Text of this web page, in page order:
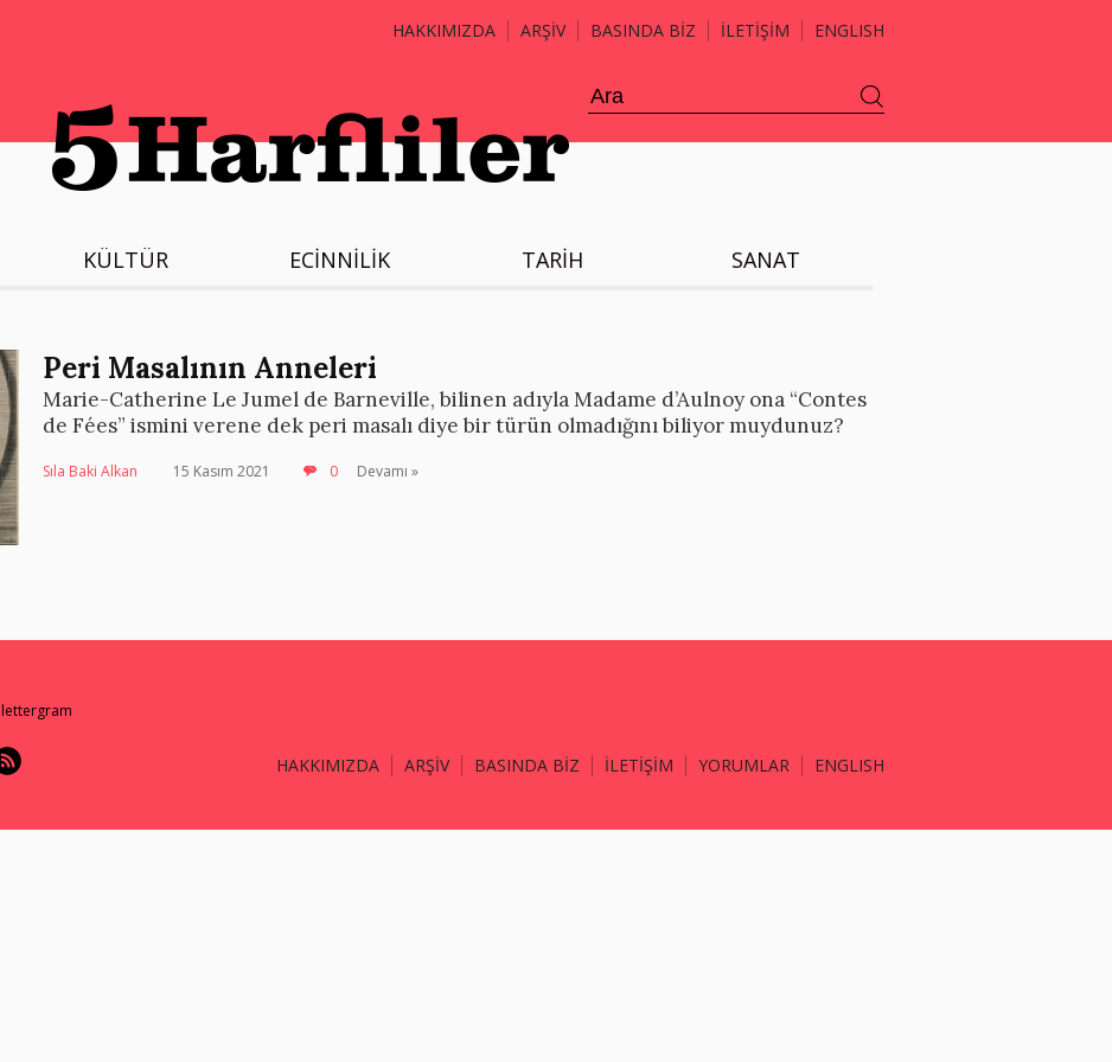
HAKKIMIZDA ARŞİV BASINDA BİZ İLETİŞİM ENGLISH
KÜLTÜR ECİNNİLİK TARİH SANAT
Peri Masalının Anneleri
Marie-Catherine Le Jumel de Barneville, bilinen adıyla Madame d’Aulnoy ona “Contes
de Fées” ismini verene dek peri masalı diye bir türün olmadığını biliyor muydunuz?
Sıla Baki Alkan 15 Kasım 2021 0 Devamı »
lettergram
HAKKIMIZDA ARŞİV BASINDA BİZ İLETİŞİM YORUMLAR ENGLISH